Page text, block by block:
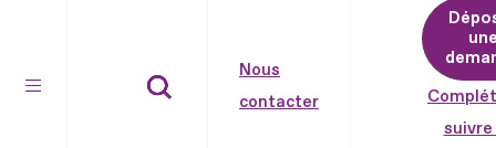
Nous
contacter
suivre